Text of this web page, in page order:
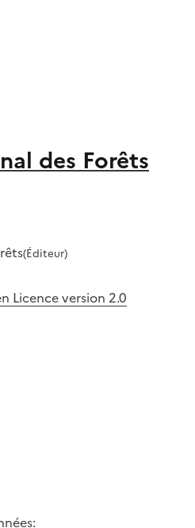
des Forêts
(Éditeur)
Licence version 2.0